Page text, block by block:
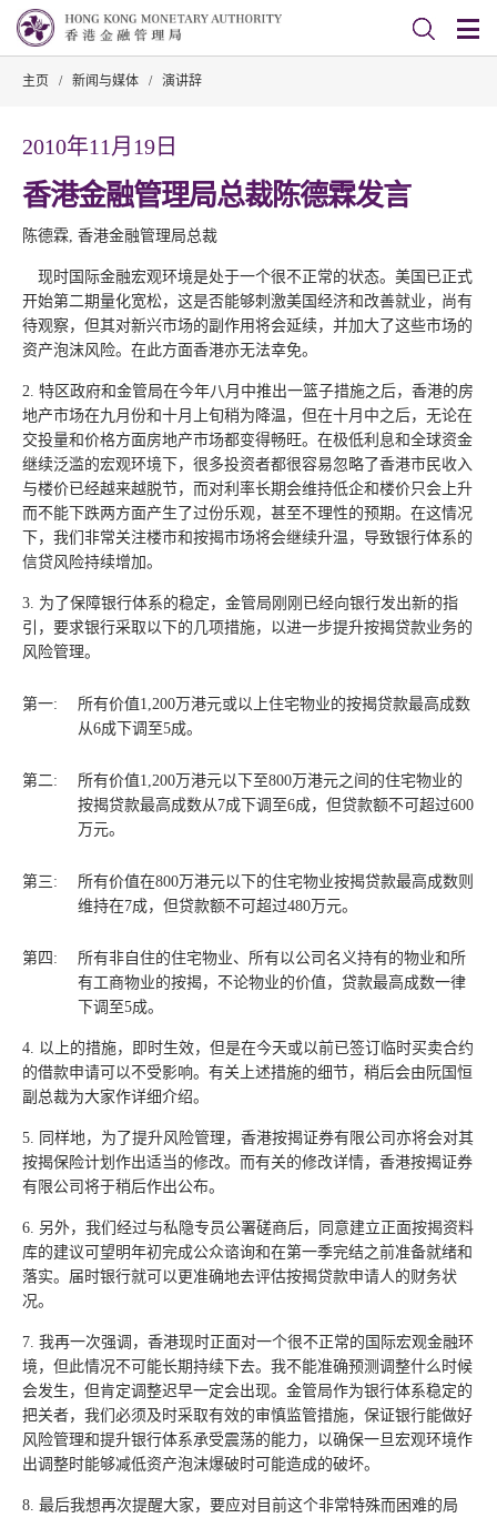
主页 / 新闻与媒体 / 演讲辞
2010年11月19日
香港金融管理局总裁陈德霖发言
陈德霖, 香港金融管理局总裁
现时国际金融宏观环境是处于一个很不正常的状态。美国已正式
开始第二期量化宽松，这是否能够刺激美国经济和改善就业，尚有
待观察，但其对新兴市场的副作用将会延续，并加大了这些市场的
资产泡沫风险。在此方面香港亦无法幸免。
2. 特区政府和金管局在今年八月中推出一篮子措施之后，香港的房
地产市场在九月份和十月上旬稍为降温，但在十月中之后，无论在
交投量和价格方面房地产市场都变得畅旺。在极低利息和全球资金
继续泛滥的宏观环境下，很多投资者都很容易忽略了香港市民收入
与楼价已经越来越脱节，而对利率长期会维持低企和楼价只会上升
而不能下跌两方面产生了过份乐观，甚至不理性的预期。在这情况
下，我们非常关注楼市和按揭市场将会继续升温，导致银行体系的
信贷风险持续增加。
3. 为了保障银行体系的稳定，金管局刚刚已经向银行发出新的指
引，要求银行采取以下的几项措施，以进一步提升按揭贷款业务的
风险管理。
第一:
所有价值1,200万港元或以上住宅物业的按揭贷款最高成数
从6成下调至5成。
第二:
所有价值1,200万港元以下至800万港元之间的住宅物业的
按揭贷款最高成数从7成下调至6成，但贷款额不可超过600
万元。
第三:
所有价值在800万港元以下的住宅物业按揭贷款最高成数则
维持在7成，但贷款额不可超过480万元。
第四:
所有非自住的住宅物业、所有以公司名义持有的物业和所
有工商物业的按揭，不论物业的价值，贷款最高成数一律
下调至5成。
4. 以上的措施，即时生效，但是在今天或以前已签订临时买卖合约
的借款申请可以不受影响。有关上述措施的细节，稍后会由阮国恒
副总裁为大家作详细介绍。
5. 同样地，为了提升风险管理，香港按揭证券有限公司亦将会对其
按揭保险计划作出适当的修改。而有关的修改详情，香港按揭证券
有限公司将于稍后作出公布。
6. 另外，我们经过与私隐专员公署磋商后，同意建立正面按揭资料
库的建议可望明年初完成公众谘询和在第一季完结之前准备就绪和
落实。届时银行就可以更准确地去评估按揭贷款申请人的财务状
况。
7. 我再一次强调，香港现时正面对一个很不正常的国际宏观金融环
境，但此情况不可能长期持续下去。我不能准确预测调整什么时候
会发生，但肯定调整迟早一定会出现。金管局作为银行体系稳定的
把关者，我们必须及时采取有效的审慎监管措施，保证银行能做好
风险管理和提升银行体系承受震荡的能力，以确保一旦宏观环境作
出调整时能够减低资产泡沫爆破时可能造成的破坏。
8. 最后我想再次提醒大家，要应对目前这个非常特殊而困难的局